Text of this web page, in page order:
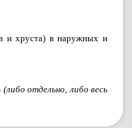
и хруста) в наружных и
отдельно, либо весь